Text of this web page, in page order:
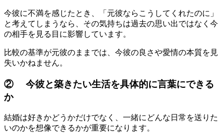
今彼に不満を感じたとき、「元彼ならこうしてくれたのに」
と考えてしまうなら、その気持ちは過去の思い出ではなく今
の相手を見る目に影響しています。
比較の基準が元彼のままでは、今彼の良さや愛情の本質を見
失いかねません。
② 今彼と築きたい生活を具体的に言葉にできる
か
結婚は好きかどうかだけでなく、一緒にどんな日常を送りた
いのかを想像できるかが重要になります。